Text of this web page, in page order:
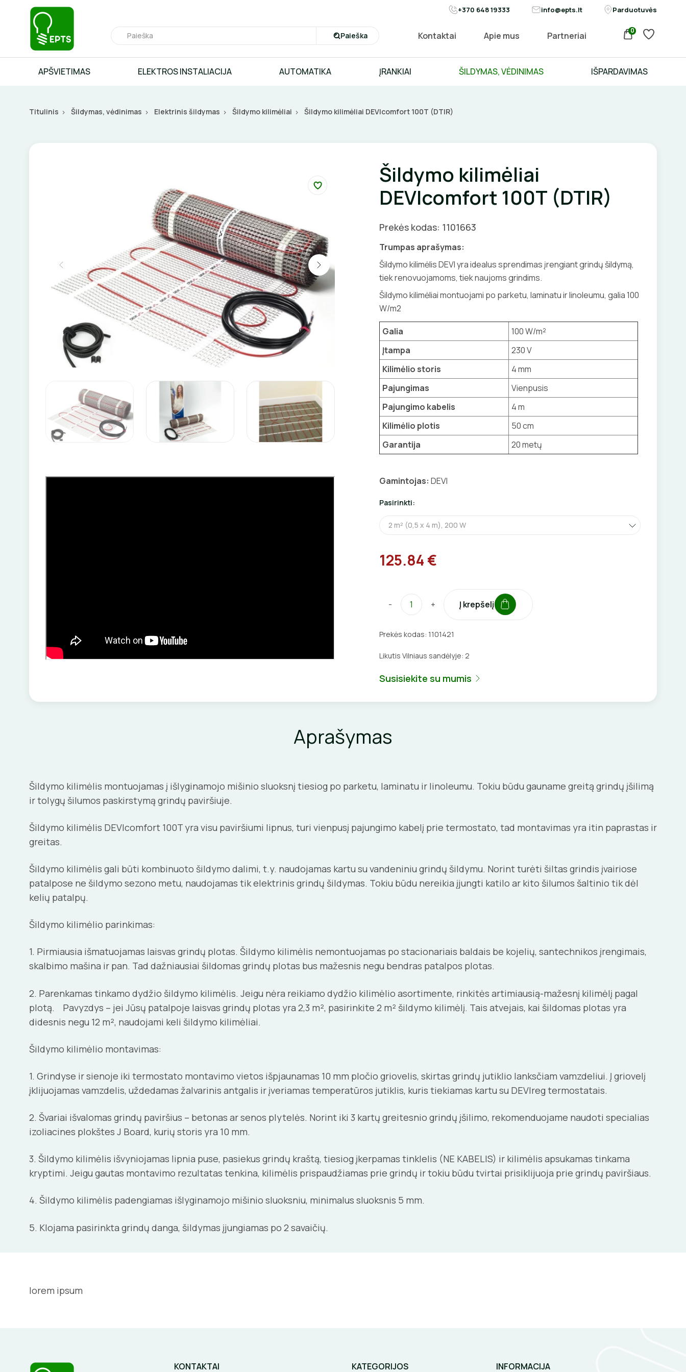
+370 648 19333 info@epts.lt Parduotuvės
Paieška Kontaktai Apie mus Partneriai 0
APŠVIETIMAS ELEKTROS INSTALIACIJA AUTOMATIKA ĮRANKIAI ŠILDYMAS, VĖDINIMAS IŠPARDAVIMAS
Titulinis Šildymas, vėdinimas Elektrinis šildymas Šildymo kilimėliai Šildymo kilimėliai DEVIcomfort 100T (DTIR)
Šildymo kilimėliai
DEVIcomfort 100T (DTIR)
Prekės kodas: 1101663
Trumpas aprašymas:
Šildymo kilimėlis DEVI yra idealus sprendimas įrengiant grindų šildymą,
tiek renovuojamoms, tiek naujoms grindims.
Šildymo kilimėliai montuojami po parketu, laminatu ir linoleumu, galia 100
W/m2
Galia
100 W/m²
Įtampa
230 V
Kilimėlio storis
4 mm
Pajungimas
Vienpusis
Pajungimo kabelis
4 m
Kilimėlio plotis
50 cm
Garantija
20 metų
Gamintojas: DEVI
Pasirinkti:
2 m² (0,5 x 4 m), 200 W
125.84 €
- + Į krepšelį
Prekės kodas: 1101421
Likutis Vilniaus sandėlyje: 2
Susisiekite su mumis
Aprašymas
Šildymo kilimėlis montuojamas į išlyginamojo mišinio sluoksnį tiesiog po parketu, laminatu ir linoleumu. Tokiu būdu gauname greitą grindų įšilimą
ir tolygų šilumos paskirstymą grindų paviršiuje.
Šildymo kilimėlis DEVIcomfort 100T yra visu paviršiumi lipnus, turi vienpusį pajungimo kabelį prie termostato, tad montavimas yra itin paprastas ir
greitas.
Šildymo kilimėlis gali būti kombinuoto šildymo dalimi, t.y. naudojamas kartu su vandeniniu grindų šildymu. Norint turėti šiltas grindis įvairiose
patalpose ne šildymo sezono metu, naudojamas tik elektrinis grindų šildymas. Tokiu būdu nereikia įjungti katilo ar kito šilumos šaltinio tik dėl
kelių patalpų.
Šildymo kilimėlio parinkimas:
1. Pirmiausia išmatuojamas laisvas grindų plotas. Šildymo kilimėlis nemontuojamas po stacionariais baldais be kojelių, santechnikos įrengimais,
skalbimo mašina ir pan. Tad dažniausiai šildomas grindų plotas bus mažesnis negu bendras patalpos plotas.
2. Parenkamas tinkamo dydžio šildymo kilimėlis. Jeigu nėra reikiamo dydžio kilimėlio asortimente, rinkitės artimiausią-mažesnį kilimėlį pagal
plotą. Pavyzdys – jei Jūsų patalpoje laisvas grindų plotas yra 2,3 m², pasirinkite 2 m² šildymo kilimėlį. Tais atvejais, kai šildomas plotas yra
didesnis negu 12 m², naudojami keli šildymo kilimėliai.
Šildymo kilimėlio montavimas:
1. Grindyse ir sienoje iki termostato montavimo vietos išpjaunamas 10 mm pločio griovelis, skirtas grindų jutiklio lanksčiam vamzdeliui. Į griovelį
įklijuojamas vamzdelis, uždedamas žalvarinis antgalis ir įveriamas temperatūros jutiklis, kuris tiekiamas kartu su DEVIreg termostatais.
2. Švariai išvalomas grindų paviršius – betonas ar senos plytelės. Norint iki 3 kartų greitesnio grindų įšilimo, rekomenduojame naudoti specialias
izoliacines plokštes J Board, kurių storis yra 10 mm.
3. Šildymo kilimėlis išvyniojamas lipnia puse, pasiekus grindų kraštą, tiesiog įkerpamas tinklelis (NE KABELIS) ir kilimėlis apsukamas tinkama
kryptimi. Jeigu gautas montavimo rezultatas tenkina, kilimėlis prispaudžiamas prie grindų ir tokiu būdu tvirtai prisiklijuoja prie grindų paviršiaus.
4. Šildymo kilimėlis padengiamas išlyginamojo mišinio sluoksniu, minimalus sluoksnis 5 mm.
5. Klojama pasirinkta grindų danga, šildymas įjungiamas po 2 savaičių.
lorem ipsum
KONTAKTAI KATEGORIJOS INFORMACIJA